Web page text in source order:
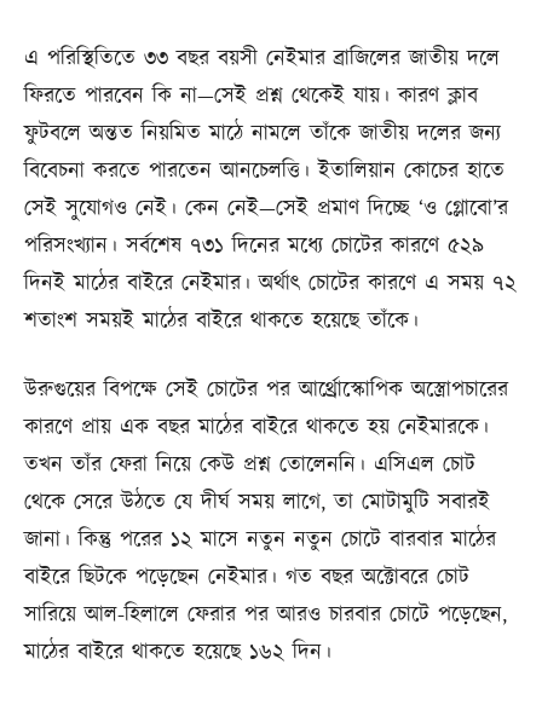
এ পরিস্থিতিতে ৩৩ বছর বয়সী নেইমার ব্রাজিলের জাতীয় দলে
ফিরতে পারবেন কি না—সেই প্রশ্ন থেকেই যায়। কারণ ক্লাব
ফুটবলে অন্তত নিয়মিত মাঠে নামলে তাঁকে জাতীয় দলের জন্য
বিবেচনা করতে পারতেন আনচেলত্তি। ইতালিয়ান কোচের হাতে
সেই সুযোগও নেই। কেন নেই—সেই প্রমাণ দিচ্ছে ‘ও গ্লোবো’র
পরিসংখ্যান। সর্বশেষ ৭৩১ দিনের মধ্যে চোটের কারণে ৫২৯
দিনই মাঠের বাইরে নেইমার। অর্থাৎ চোটের কারণে এ সময় ৭২
শতাংশ সময়ই মাঠের বাইরে থাকতে হয়েছে তাঁকে।
উরুগুয়ের বিপক্ষে সেই চোটের পর আর্থ্রোস্কোপিক অস্ত্রোপচারের
কারণে প্রায় এক বছর মাঠের বাইরে থাকতে হয় নেইমারকে।
তখন তাঁর ফেরা নিয়ে কেউ প্রশ্ন তোলেননি। এসিএল চোট
থেকে সেরে উঠতে যে দীর্ঘ সময় লাগে, তা মোটামুটি সবারই
জানা। কিন্তু পরের ১২ মাসে নতুন নতুন চোটে বারবার মাঠের
বাইরে ছিটকে পড়েছেন নেইমার। গত বছর অক্টোবরে চোট
সারিয়ে আল-হিলালে ফেরার পর আরও চারবার চোটে পড়েছেন,
মাঠের বাইরে থাকতে হয়েছে ১৬২ দিন।